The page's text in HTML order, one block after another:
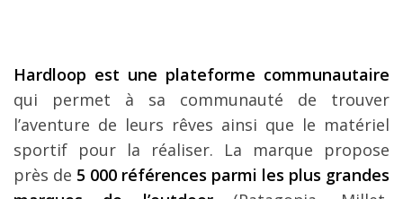
Hardloop est une plateforme communautaire
qui permet à sa communauté de trouver
l’aventure de leurs rêves ainsi que le matériel
sportif pour la réaliser. La marque propose
près de 5 000 références parmi les plus grandes